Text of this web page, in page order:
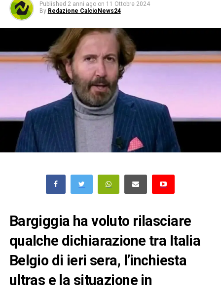
Published 2 anni ago on 11 Ottobre 2024
By Redazione CalcioNews24
Bargiggia ha voluto rilasciare
qualche dichiarazione tra Italia
Belgio di ieri sera, l’inchiesta
ultras e la situazione in